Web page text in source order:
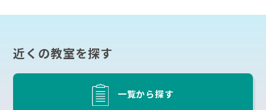
近くの教室を探す
一覧から探す